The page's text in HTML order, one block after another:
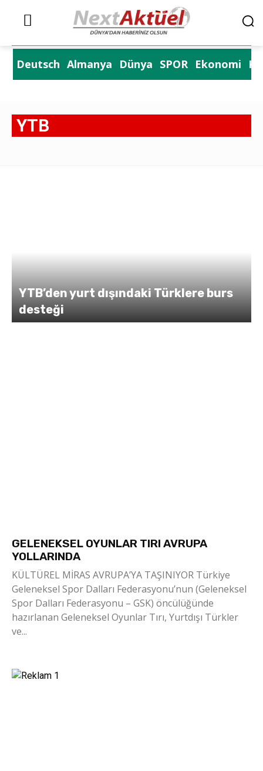
Deutsch Almanya Dünya SPOR Ekonomi
YTB
YTB’den yurt dışındaki Türklere burs
desteği
GELENEKSEL OYUNLAR TIRI AVRUPA
YOLLARINDA
KÜLTÜREL MİRAS AVRUPA’YA TAŞINIYOR Türkiye
Geleneksel Spor Dalları Federasyonu’nun (Geleneksel
Spor Dalları Federasyonu – GSK) öncülüğünde
hazırlanan Geleneksel Oyunlar Tırı, Yurtdışı Türkler
ve...